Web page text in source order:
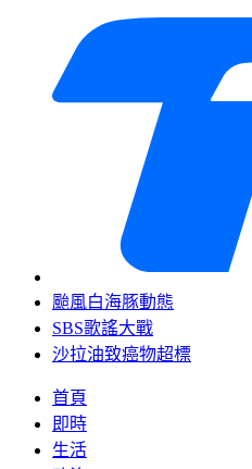
颱風白海豚動態
SBS歌謠大戰
沙拉油致癌物超標
首頁
即時
生活